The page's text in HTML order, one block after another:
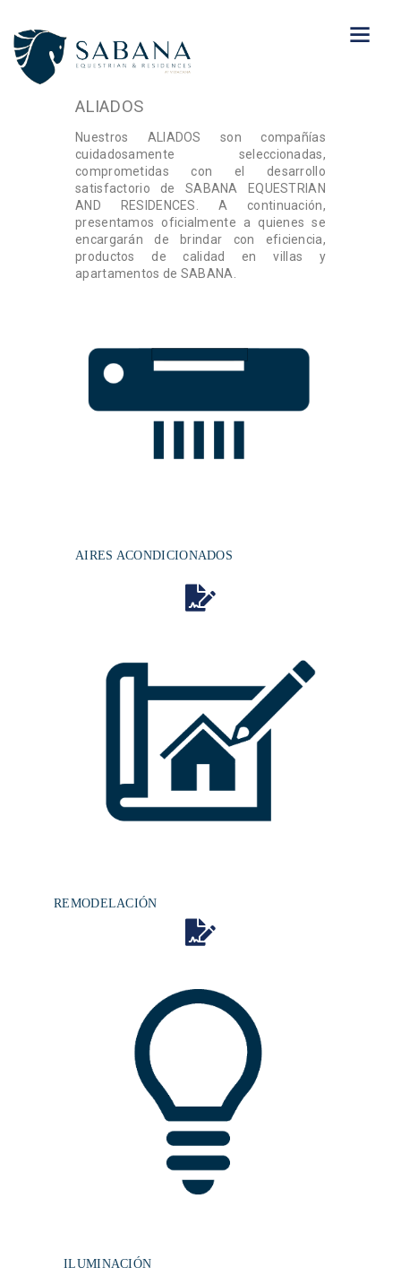
ALIADOS
Nuestros ALIADOS son compañías
cuidadosamente seleccionadas,
comprometidas con el desarrollo
satisfactorio de SABANA EQUESTRIAN
AND RESIDENCES. A continuación,
presentamos oficialmente a quienes se
encargarán de brindar con eficiencia,
productos de calidad en villas y
apartamentos de SABANA.
AIRES ACONDICIONADOS​
REMODELACIÓN
ILUMINACIÓN